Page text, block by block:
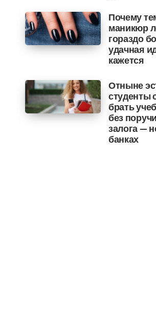
Почему
маникюр
гораздо
удачная
кажется
Отныне
студенты
брать
без
залога —
банках